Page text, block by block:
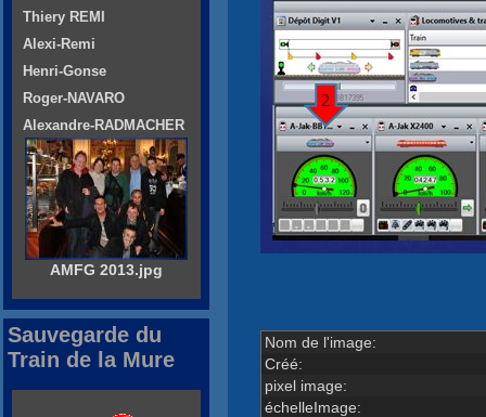
Nom de l'image:
Créé:
pixel image:
échelleImage:
Thiery REMI
Alexi-Remi
Henri-Gonse
Roger-NAVARO
Alexandre-RADMACHER
AMFG 2013.jpg
Sauvegarde du
Train de la Mure